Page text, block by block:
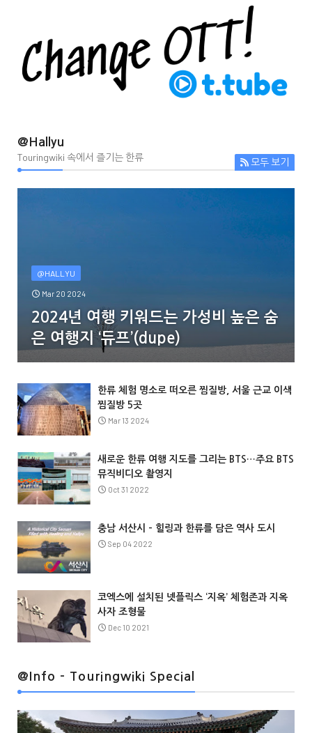
@Hallyu
Touringwiki 속에서 즐기는 한류 모두 보기
@HALLYU
Mar 20 2024
2024년 여행 키워드는 가성비 높은 숨
은 여행지 ‘듀프’(dupe)
한류 체험 명소로 떠오른 찜질방, 서울 근교 이색
찜질방 5곳
Mar 13 2024
새로운 한류 여행 지도를 그리는 BTS…주요 BTS
뮤직비디오 촬영지
Oct 31 2022
충남 서산시 – 힐링과 한류를 담은 역사 도시
Sep 04 2022
코엑스에 설치된 넷플릭스 ‘지옥’ 체험존과 지옥
사자 조형물
Dec 10 2021
@Info - Touringwiki Special
@Info